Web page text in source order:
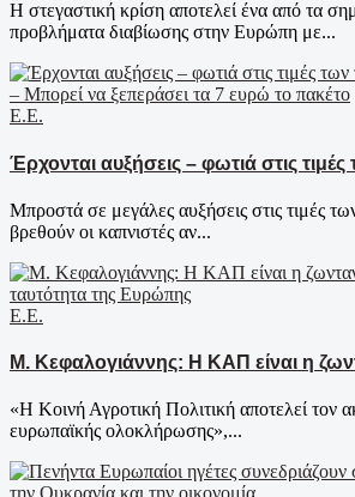
Η στεγαστική κρίση αποτελεί ένα από τα
προβλήματα διαβίωσης στην Ευρώπη με...
Ε.Ε.
Έρχονται αυξήσεις – φωτιά στις τιμές
Μπροστά σε μεγάλες αυξήσεις στις τιμές
βρεθούν οι καπνιστές αν...
Ε.Ε.
Μ. Κεφαλογιάννης: Η ΚΑΠ είναι η
«Η Κοινή Αγροτική Πολιτική αποτελεί τον
ευρωπαϊκής ολοκλήρωσης»,...